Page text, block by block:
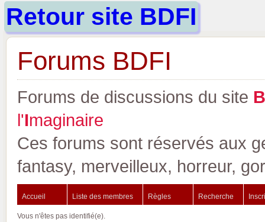
Retour site BDFI
Forums BDFI
Forums de discussions du site B
l'Imaginaire
Ces forums sont réservés aux
fantasy, merveilleux, horreur,
Accueil Liste des membres Règles Recherche
Vous n'êtes pas identifié(e).